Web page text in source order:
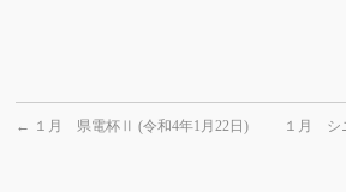
← １月 県電杯Ⅱ (令和4年1月22日)
１月 シ